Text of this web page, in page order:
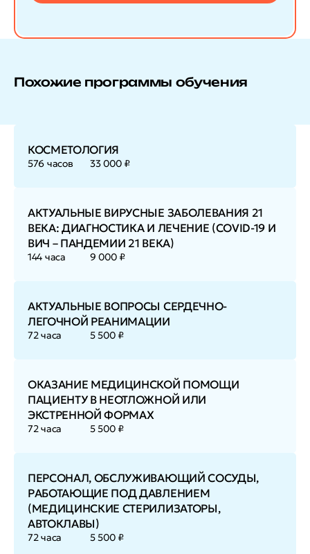
Похожие программы обучения
КОСМЕТОЛОГИЯ
576 часов 33 000 ₽
АКТУАЛЬНЫЕ ВИРУСНЫЕ ЗАБОЛЕВАНИЯ 21
ВЕКА: ДИАГНОСТИКА И ЛЕЧЕНИЕ (COVID-19 И
ВИЧ – ПАНДЕМИИ 21 ВЕКА)
144 часа 9 000 ₽
АКТУАЛЬНЫЕ ВОПРОСЫ СЕРДЕЧНО-
ЛЕГОЧНОЙ РЕАНИМАЦИИ
72 часа 5 500 ₽
ОКАЗАНИЕ МЕДИЦИНСКОЙ ПОМОЩИ
ПАЦИЕНТУ В НЕОТЛОЖНОЙ ИЛИ
ЭКСТРЕННОЙ ФОРМАХ
72 часа 5 500 ₽
ПЕРСОНАЛ, ОБСЛУЖИВАЮЩИЙ СОСУДЫ,
РАБОТАЮЩИЕ ПОД ДАВЛЕНИЕМ
(МЕДИЦИНСКИЕ СТЕРИЛИЗАТОРЫ,
АВТОКЛАВЫ)
72 часа 5 500 ₽